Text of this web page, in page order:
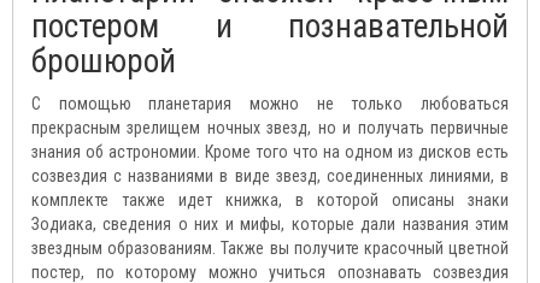
постером и познавательной
брошюрой
С помощью планетария можно не только любоваться
прекрасным зрелищем ночных звезд, но и получать первичные
знания об астрономии. Кроме того что на одном из дисков есть
созвездия с названиями в виде звезд, соединенных линиями, в
комплекте также идет книжка, в которой описаны знаки
Зодиака, сведения о них и мифы, которые дали названия этим
звездным образованиям. Также вы получите красочный цветной
постер, по которому можно учиться опознавать созвездия